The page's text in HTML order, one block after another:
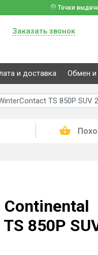
Точки
Заказать звонок
и доставка Обмен и
TS 850P SUV
850P